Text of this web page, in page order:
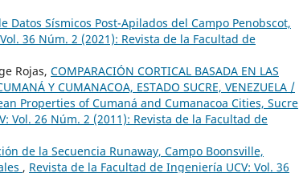
Datos Sísmicos Post-Apilados del Campo Penobscot,
36 Núm. 2 (2021): Revista de la Facultad de
Rojas, COMPARACIÓN CORTICAL BASADA EN LAS
Y CUMANACOA, ESTADO SUCRE, VENEZUELA /
Properties of Cumaná and Cumanacoa Cities, Sucre
Vol. 26 Núm. 2 (2011): Revista de la Facultad de
de la Secuencia Runaway, Campo Boonsville,
, Revista de la Facultad de Ingeniería UCV: Vol. 36